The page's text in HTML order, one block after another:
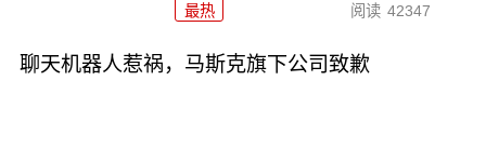
最热 阅读 42347
聊天机器人惹祸，马斯克旗下公司致歉